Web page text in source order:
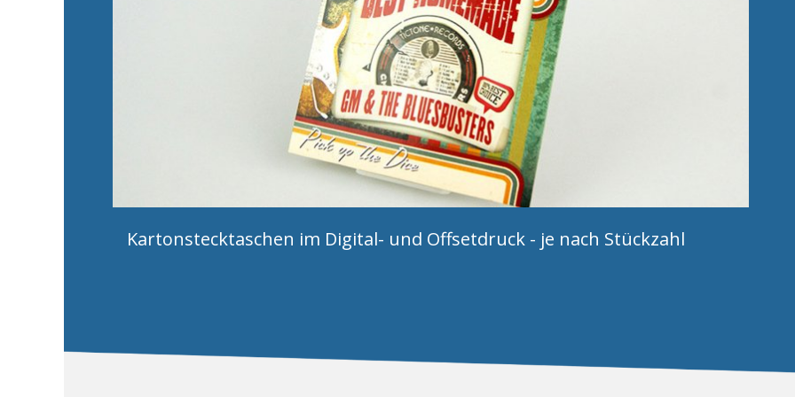
Kartonstecktaschen im Digital- und Offsetdruck - je nach Stückzahl